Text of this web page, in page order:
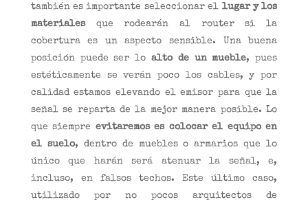
también es importante seleccionar el lugar y los
materialesque rodearán al router si la
cobertura es un aspecto sensible. Una buena
posición puede ser lo alto de un mueble, pues
estéticamente se verán poco los cables, y por
calidad estamos elevando el emisor para que la
señal se reparta de la mejor manera posible. Lo
que siempre evitaremos es colocar el equipo en
el suelo, dentro de muebles o armarios que lo
único que harán será atenuar la señal, e,
incluso, en falsos techos. Este último caso,
utilizado por no pocos arquitectos de